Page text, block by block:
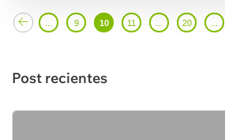
9 10 11 20
Post recientes